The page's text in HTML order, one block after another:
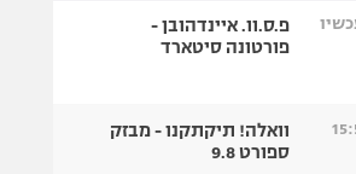
פ.ס.וו. איינדהובן -
פורטונה סיטארד
וואלה! תיקתקנו - מבזק
ספורט 9.8